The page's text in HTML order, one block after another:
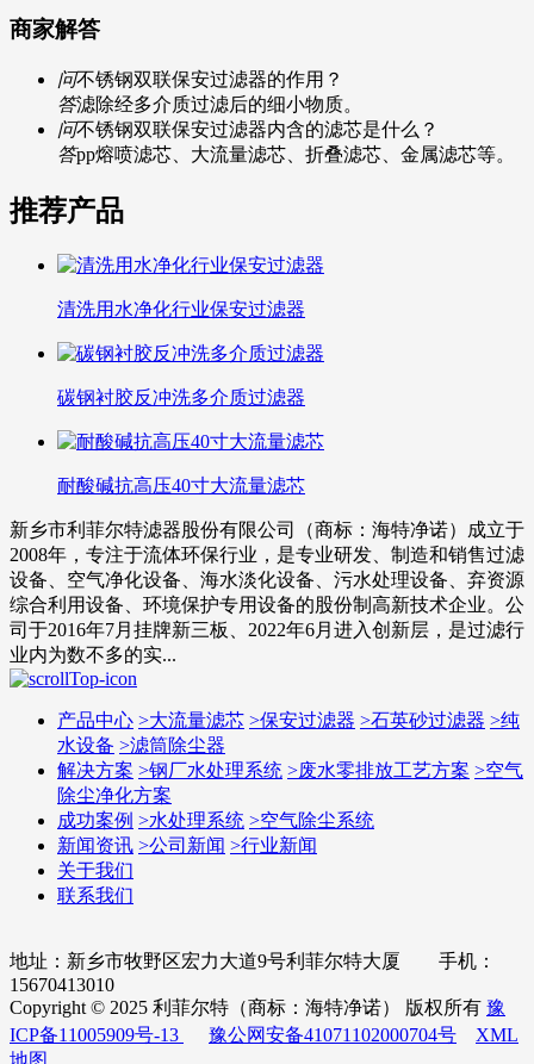
商家解答
问不锈钢双联保安过滤器的作用？
答滤除经多介质过滤后的细小物质。
问不锈钢双联保安过滤器内含的滤芯是什么？
答pp熔喷滤芯、大流量滤芯、折叠滤芯、金属滤芯等。
推荐产品
清洗用水净化行业保安过滤器
碳钢衬胶反冲洗多介质过滤器
耐酸碱抗高压40寸大流量滤芯
新乡市利菲尔特滤器股份有限公司（商标：海特净诺）成立于
2008年，专注于流体环保行业，是专业研发、制造和销售过滤
设备、空气净化设备、海水淡化设备、污水处理设备、弃资源
综合利用设备、环境保护专用设备的股份制高新技术企业。公
司于2016年7月挂牌新三板、2022年6月进入创新层，是过滤行
业内为数不多的实...
产品中心 >大流量滤芯 >保安过滤器 >石英砂过滤器 >纯
水设备 >滤筒除尘器
解决方案 >钢厂水处理系统 >废水零排放工艺方案 >空气
除尘净化方案
成功案例 >水处理系统 >空气除尘系统
新闻资讯 >公司新闻 >行业新闻
关于我们
联系我们
地址：新乡市牧野区宏力大道9号利菲尔特大厦 手机：
15670413010
Copyright © 2025 利菲尔特（商标：海特净诺） 版权所有 豫
ICP备11005909号-13
豫公网安备41071102000704号
XML
地图